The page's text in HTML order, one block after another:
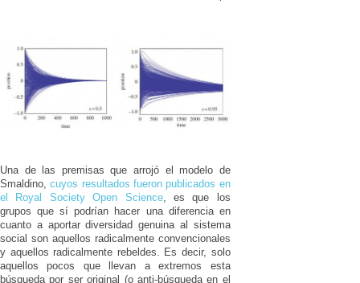
Una de las premisas que arrojó el modelo de
Smaldino,cuyos resultados fueron publicados en
el Royal Society Open Science, es que los
grupos que sí podrían hacer una diferencia en
cuanto a aportar diversidad genuina al sistema
social son aquellos radicalmente convencionales
y aquellos radicalmente rebeldes. Es decir, solo
aquellos pocos que llevan a extremos esta
búsqueda por ser original (o anti-búsqueda en el